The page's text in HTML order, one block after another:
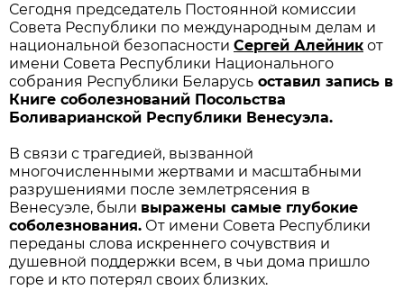
Сегодня председатель Постоянной комиссии
Совета Республики по международным делам и
национальной безопасности Сергей Алейник от
имени Совета Республики Национального
собрания Республики Беларусь оставил запись в
Книге соболезнований Посольства
Боливарианской Республики Венесуэла.
В связи с трагедией, вызванной
многочисленными жертвами и масштабными
разрушениями после землетрясения в
Венесуэле, были выражены самые глубокие
соболезнования. От имени Совета Республики
переданы слова искреннего сочувствия и
душевной поддержки всем, в чьи дома пришло
горе и кто потерял своих близких.